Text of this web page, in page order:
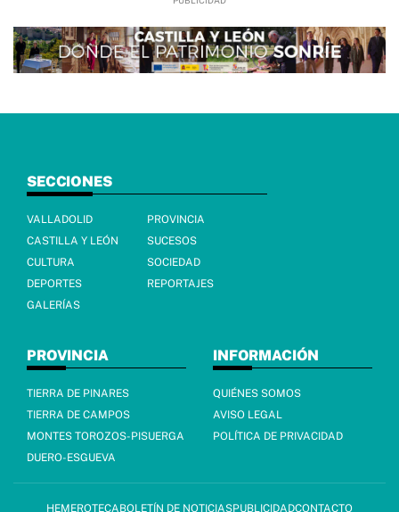
SECCIONES
VALLADOLID
PROVINCIA
CASTILLA Y LEÓN
SUCESOS
CULTURA
SOCIEDAD
DEPORTES
REPORTAJES
GALERÍAS
PROVINCIA
TIERRA DE PINARES
TIERRA DE CAMPOS
MONTES TOROZOS-PISUERGA
DUERO-ESGUEVA
INFORMACIÓN
QUIÉNES SOMOS
AVISO LEGAL
POLÍTICA DE PRIVACIDAD
HEMEROTECABOLETÍN DE NOTICIASPUBLICIDADCONTACTO